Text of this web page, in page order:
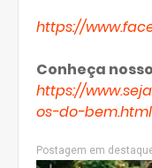
https://
Conheça
https://
os-do-bem.html
Postagem em